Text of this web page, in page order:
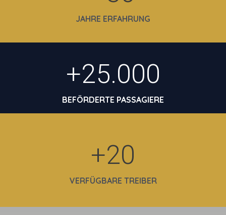
JAHRE ERFAHRUNG
+25.000
BEFÖRDERTE PASSAGIERE
+20
VERFÜGBARE TREIBER